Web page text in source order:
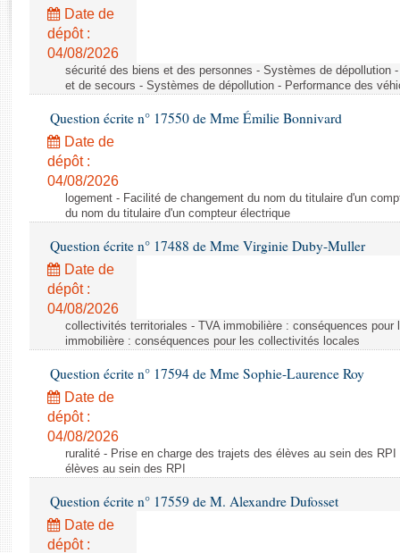
Rapports législatifs
Rapports sur l'application des lois
Baromètre de l’application des lois
Dossiers législatifs
Budget et sécurité sociale
Questions écrites et orales
Comptes rendus des débats
Date de
dépôt :
04/08/2026
sécurité des biens et des personnes - Systèmes de dépollution
et de secours - Systèmes de dépollution - Performance des
Question écrite n° 17550 de Mme Émilie Bonnivard
Date de
dépôt :
04/08/2026
logement - Facilité de changement du nom du titulaire d'un
du nom du titulaire d'un compteur électrique
Question écrite n° 17488 de Mme Virginie Duby-Muller
Date de
dépôt :
04/08/2026
collectivités territoriales - TVA immobilière : conséquences
immobilière : conséquences pour les collectivités locales
Question écrite n° 17594 de Mme Sophie-Laurence Roy
Date de
dépôt :
04/08/2026
ruralité - Prise en charge des trajets des élèves au sein des
élèves au sein des RPI
Question écrite n° 17559 de M. Alexandre Dufosset
Date de
dépôt :